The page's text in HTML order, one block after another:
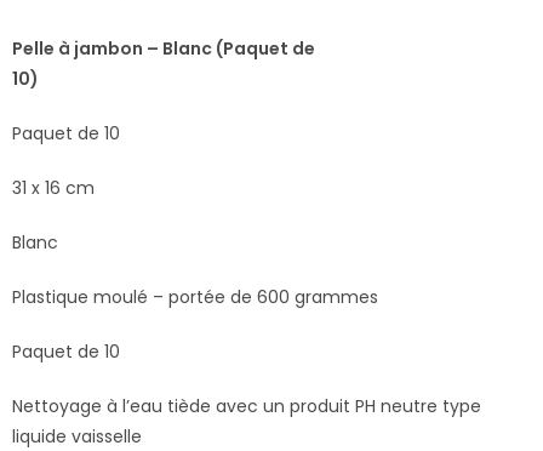
Pelle à jambon – Blanc (Paquet de
10)
Paquet de 10
31 x 16 cm
Blanc
Plastique moulé – portée de 600 grammes
Paquet de 10
Nettoyage à l’eau tiède avec un produit PH neutre type
liquide vaisselle